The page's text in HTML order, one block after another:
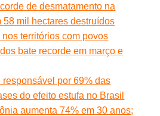
de desmatamento na
58 mil hectares destruídos
territórios com povos
bate recorde em março e
por 69% das
do efeito estufa no Brasil
aumenta 74% em 30 anos;